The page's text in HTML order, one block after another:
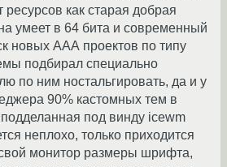
ресурсов как старая добрая
умеет в 64 бита и современный
новых ААА проектов по типу
подбирал специально
по ним ностальгировать, да и у
90% кастомных тем в
подделанная под винду icewm
неплохо, только приходится
монитор размеры шрифта,